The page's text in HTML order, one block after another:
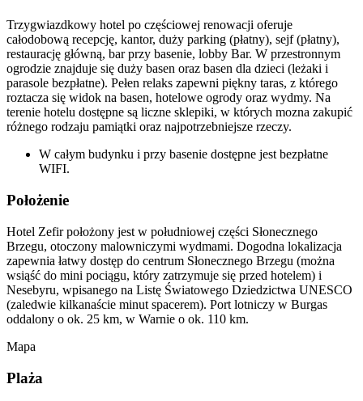
Trzygwiazdkowy hotel po częściowej renowacji oferuje
całodobową recepcję, kantor, duży parking (płatny), sejf (płatny),
restaurację główną, bar przy basenie, lobby Bar. W przestronnym
ogrodzie znajduje się duży basen oraz basen dla dzieci (leżaki i
parasole bezpłatne). Pełen relaks zapewni piękny taras, z którego
roztacza się widok na basen, hotelowe ogrody oraz wydmy. Na
terenie hotelu dostępne są liczne sklepiki, w których mozna zakupić
różnego rodzaju pamiątki oraz najpotrzebniejsze rzeczy.
W całym budynku i przy basenie dostępne jest bezpłatne
WIFI.
Położenie
Hotel Zefir położony jest w południowej części Słonecznego
Brzegu, otoczony malowniczymi wydmami. Dogodna lokalizacja
zapewnia łatwy dostęp do centrum Słonecznego Brzegu (można
wsiąść do mini pociągu, który zatrzymuje się przed hotelem) i
Nesebyru, wpisanego na Listę Światowego Dziedzictwa UNESCO
(zaledwie kilkanaście minut spacerem). Port lotniczy w Burgas
oddalony o ok. 25 km, w Warnie o ok. 110 km.
Mapa
Plaża